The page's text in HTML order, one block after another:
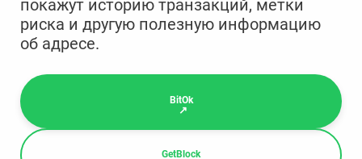
покажут историю транзакций, метки
риска и другую полезную информацию
об адресе.
BitOk
GetBlock